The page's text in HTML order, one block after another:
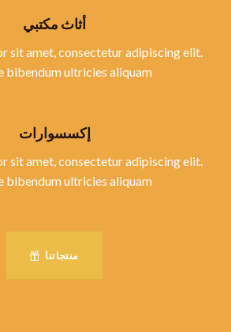
أثاث مكتبي
sit amet, consectetur adipiscing elit.
bibendum ultricies aliquam.
إكسسوارات
sit amet, consectetur adipiscing elit.
bibendum ultricies aliquam.
منتجاتنا